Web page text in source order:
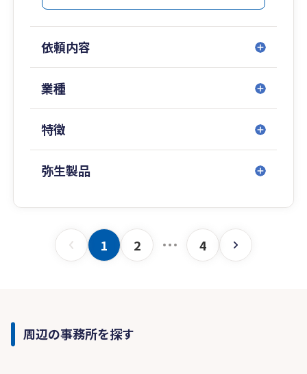
依頼内容
業種
特徴
弥生製品
1 2 4
周辺の事務所を探す